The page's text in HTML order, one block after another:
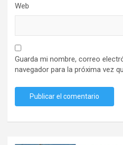
Web
Guarda mi nombre, correo
navegador para la próxima vez